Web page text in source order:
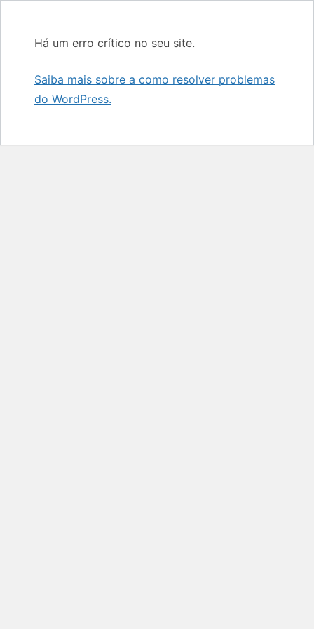
Há um erro crítico no seu site.
Saiba mais sobre a como resolver problemas
do WordPress.